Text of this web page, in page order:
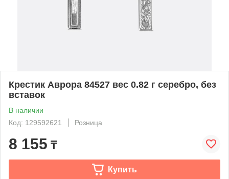
Крестик Аврора 84527 вес 0.82 г серебро, без
вставок
В наличии
Код: 129592621
Розница
8 155 ₸
Купить